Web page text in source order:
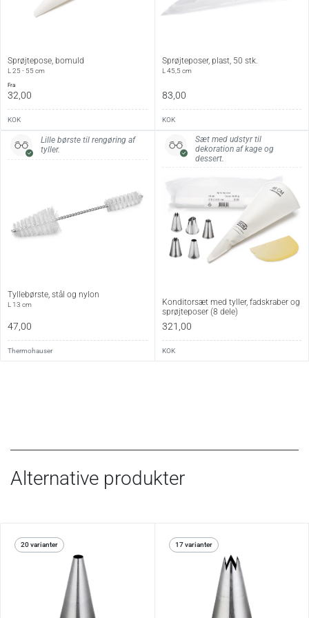
Sprøjtepose, bomuld
L 25 - 55 cm
fra
32,00
KOK
Sprøjteposer, plast, 50 stk.
L 45,5 cm
83,00
KOK
Lille børste til rengøring af
tyller.
Tyllebørste, stål og nylon
L 13 cm
47,00
Thermohauser
Sæt med udstyr til
dekoration af kage og
dessert.
Konditorsæt med tyller, fadskraber og
sprøjteposer (8 dele)
321,00
KOK
Alternative produkter
20 varianter 17 varianter